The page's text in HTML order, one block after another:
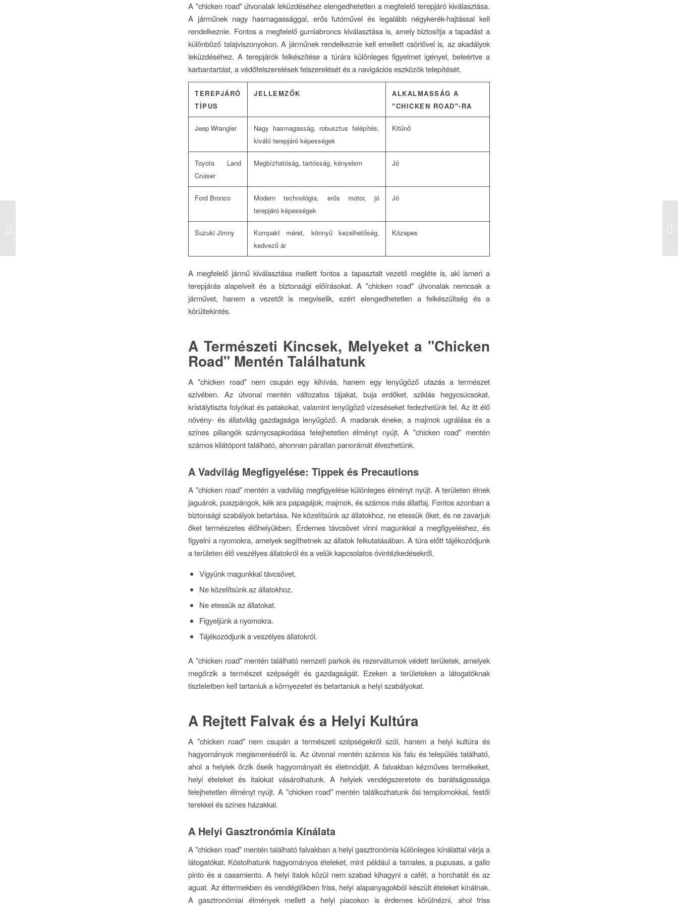
A "chicken road" útvonalak leküzdéséhez elengedhetetlen a megfelelő terepjáró kiválasztása.
A járműnek nagy hasmagassággal, erős futóművel és legalább négykerék-hajtással kell
rendelkeznie. Fontos a megfelelő gumiabroncs kiválasztása is, amely biztosítja a tapadást a
különböző talajviszonyokon. A járműnek rendelkeznie kell emellett csörlővel is, az akadályok
leküzdéséhez. A terepjárók felkészítése a túrára különleges figyelmet igényel, beleértve a
karbantartást, a védőfelszerelések felszerelését és a navigációs eszközök telepítését.
TEREPJÁRÓ
TÍPUS
JELLEMZŐK
ALKALMASSÁG A
"CHICKEN ROAD"-RA
Jeep Wrangler
Nagy hasmagasság, robusztus felépítés,
kiváló terepjáró képességek
Kitűnő
Toyota Land
Cruiser
Megbízhatóság, tartósság, kényelem Jó
Ford Bronco
Modern technológia, erős motor, jó
terepjáró képességek
Jó
Suzuki Jimny
Kompakt méret, könnyű kezelhetőség,
kedvező ár
Közepes
A megfelelő jármű kiválasztása mellett fontos a tapasztalt vezető megléte is, aki ismeri a
terepjárás alapelveit és a biztonsági előírásokat. A "chicken road" útvonalak nemcsak a
járművet, hanem a vezetőt is megviselik, ezért elengedhetetlen a felkészültség és a
körültekintés.
A Természeti Kincsek, Melyeket a "Chicken
Road" Mentén Találhatunk
A "chicken road" nem csupán egy kihívás, hanem egy lenyűgöző utazás a természet
szívében. Az útvonal mentén változatos tájakat, buja erdőket, sziklás hegycsúcsokat,
kristálytiszta folyókat és patakokat, valamint lenyűgöző vízeséseket fedezhetünk fel. Az itt élő
növény- és állatvilág gazdagsága lenyűgöző. A madarak éneke, a majmok ugrálása és a
színes pillangók szárnycsapkodása felejhetetlen élményt nyújt. A "chicken road" mentén
számos kilátópont található, ahonnan páratlan panorámát élvezhetünk.
A Vadvilág Megfigyelése: Tippek és Precautions
A "chicken road" mentén a vadvilág megfigyelése különleges élményt nyújt. A területen élnek
jaguárok, puszpángok, kék ara papagájok, majmok, és számos más állatfaj. Fontos azonban a
biztonsági szabályok betartása. Ne közelítsünk az állatokhoz, ne etessük őket, és ne zavarjuk
őket természetes élőhelyükben. Érdemes távcsövet vinni magunkkal a megfigyeléshez, és
figyelni a nyomokra, amelyek segíthetnek az állatok felkutatásában. A túra előtt tájékozódjunk
a területen élő veszélyes állatokról és a velük kapcsolatos óvintézkedésekről.
Vigyünk magunkkal távcsövet.
Ne közelítsünk az állatokhoz.
Ne etessük az állatokat.
Figyeljünk a nyomokra.
Tájékozódjunk a veszélyes állatokról.
A "chicken road" mentén található nemzeti parkok és rezervátumok védett területek, amelyek
megőrzik a természet szépségét és gazdagságát. Ezeken a területeken a látogatóknak
tiszteletben kell tartaniuk a környezetet és betartaniuk a helyi szabályokat.
A Rejtett Falvak és a Helyi Kultúra
A "chicken road" nem csupán a természeti szépségekről szól, hanem a helyi kultúra és
hagyományok megismeréséről is. Az útvonal mentén számos kis falu és település található,
ahol a helyiek őrzik őseik hagyományait és életmódját. A falvakban kézműves termékeket,
helyi ételeket és italokat vásárolhatunk. A helyiek vendégszeretete és barátságossága
felejhetetlen élményt nyújt. A "chicken road" mentén találkozhatunk ősi templomokkal, festői
terekkel és színes házakkal.
A Helyi Gasztronómia Kínálata
A "chicken road" mentén található falvakban a helyi gasztronómia különleges kínálattal várja a
látogatókat. Kóstolhatunk hagyományos ételeket, mint például a tamales, a pupusas, a gallo
pinto és a casamiento. A helyi italok közül nem szabad kihagyni a cafét, a horchatát és az
aguat. Az éttermekben és vendéglőkben friss, helyi alapanyagokból készült ételeket kínálnak.
A gasztronómiai élmények mellett a helyi piacokon is érdemes körülnézni, ahol friss